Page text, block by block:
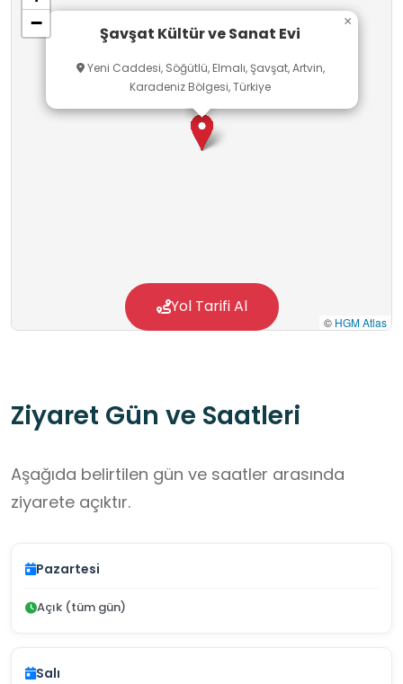
ve tarihî yapılarıyla ünlü Şavşat’ın kalbinde yer
tanıtılmasına önemli katkılar sağlamaktadır.
Şavşat Kültür ve Sanat Evi
Yeni Caddesi, Söğütlü, Elmalı, Şavşat, Artvin,
Karadeniz Bölgesi, Türkiye
×
−
© HGM Atlas
Yol Tarifi Al
Ziyaret Gün ve Saatleri
Aşağıda belirtilen gün ve saatler arasında
ziyarete açıktır.
Pazartesi
Açık (tüm gün)
Salı